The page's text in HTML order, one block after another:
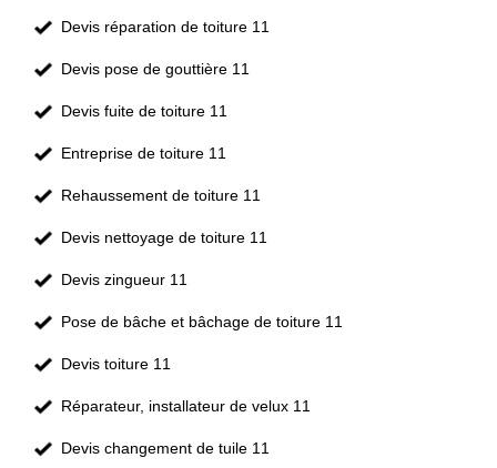
Devis réparation de toiture 11
Devis pose de gouttière 11
Devis fuite de toiture 11
Entreprise de toiture 11
Rehaussement de toiture 11
Devis nettoyage de toiture 11
Devis zingueur 11
Pose de bâche et bâchage de toiture 11
Devis toiture 11
Réparateur, installateur de velux 11
Devis changement de tuile 11